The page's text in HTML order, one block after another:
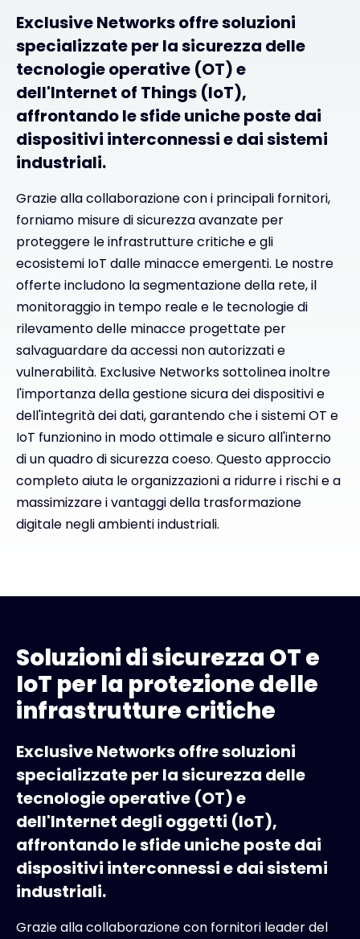
Exclusive Networks offre soluzioni
specializzate per la sicurezza delle
tecnologie operative (OT) e
dell'Internet of Things (IoT),
affrontando le sfide uniche poste dai
dispositivi interconnessi e dai sistemi
industriali.
Grazie alla collaborazione con i principali fornitori,
forniamo misure di sicurezza avanzate per
proteggere le infrastrutture critiche e gli
ecosistemi IoT dalle minacce emergenti. Le nostre
offerte includono la segmentazione della rete, il
monitoraggio in tempo reale e le tecnologie di
rilevamento delle minacce progettate per
salvaguardare da accessi non autorizzati e
vulnerabilità. Exclusive Networks sottolinea inoltre
l'importanza della gestione sicura dei dispositivi e
dell'integrità dei dati, garantendo che i sistemi OT e
IoT funzionino in modo ottimale e sicuro all'interno
di un quadro di sicurezza coeso. Questo approccio
completo aiuta le organizzazioni a ridurre i rischi e a
massimizzare i vantaggi della trasformazione
digitale negli ambienti industriali.
Soluzioni di sicurezza OT e
IoT per la protezione delle
infrastrutture critiche
Exclusive Networks offre soluzioni
specializzate per la sicurezza delle
tecnologie operative (OT) e
dell'Internet degli oggetti (IoT),
affrontando le sfide uniche poste dai
dispositivi interconnessi e dai sistemi
industriali.
Grazie alla collaborazione con fornitori leader del